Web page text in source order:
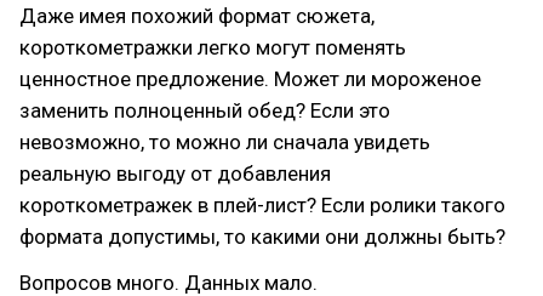
Даже имея похожий формат сюжета,
короткометражки легко могут поменять
ценностное предложение. Может ли мороженое
заменить полноценный обед? Если это
невозможно, то можно ли сначала увидеть
реальную выгоду от добавления
короткометражек в плей-лист? Если ролики такого
формата допустимы, то какими они должны быть?
Вопросов много. Данных мало.